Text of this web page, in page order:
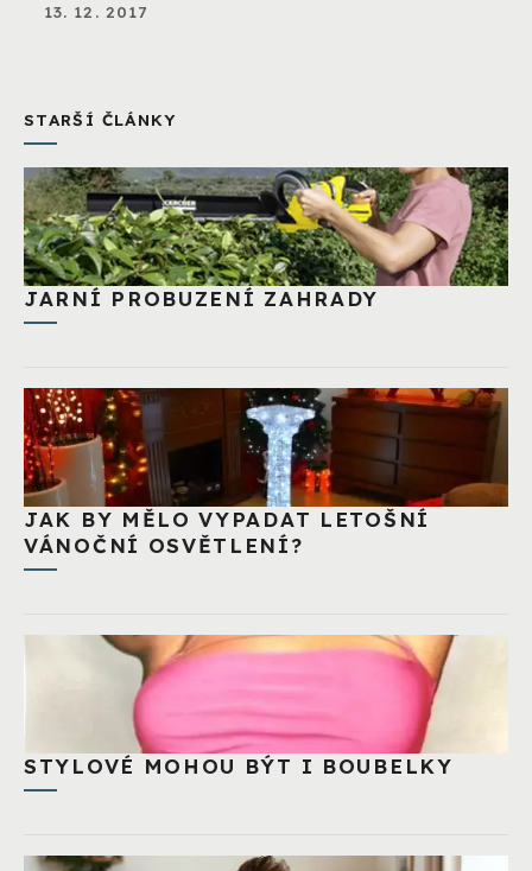
13. 12. 2017
STARŠÍ ČLÁNKY
JARNÍ PROBUZENÍ ZAHRADY
JAK BY MĚLO VYPADAT LETOŠNÍ
VÁNOČNÍ OSVĚTLENÍ?
STYLOVÉ MOHOU BÝT I BOUBELKY